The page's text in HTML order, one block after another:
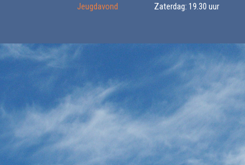
Jeugdavond
Zaterdag: 19.30 uur